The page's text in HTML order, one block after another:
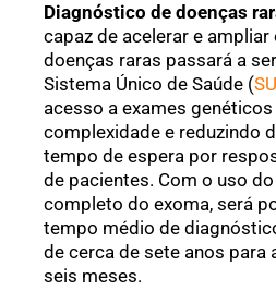
Diagnóstico de doenças
capaz de acelerar e
doenças raras passará a
Sistema Único de Saúde (
acesso a exames
complexidade e reduzindo
tempo de espera por
de pacientes. Com o uso
completo do exoma, será
tempo médio de
de cerca de sete anos para
seis meses.